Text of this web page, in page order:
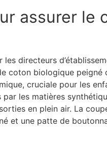
assurer le
directeurs
coton biologique peigné
cruciale pour les
les matières
en plein air. La
et une patte de